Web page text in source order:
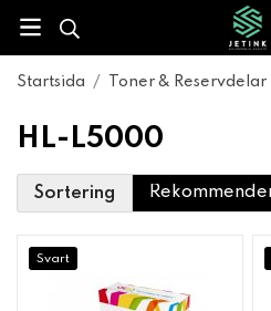
Startsida / Toner & Reservdelar
HL-L5000
Sortering
Svart